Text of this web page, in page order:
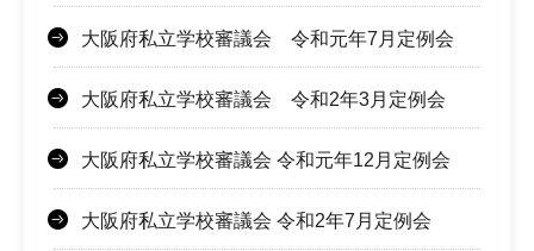
大阪府私立学校審議会 令和元年7月定例会
大阪府私立学校審議会 令和2年3月定例会
大阪府私立学校審議会 令和元年12月定例会
大阪府私立学校審議会 令和2年7月定例会